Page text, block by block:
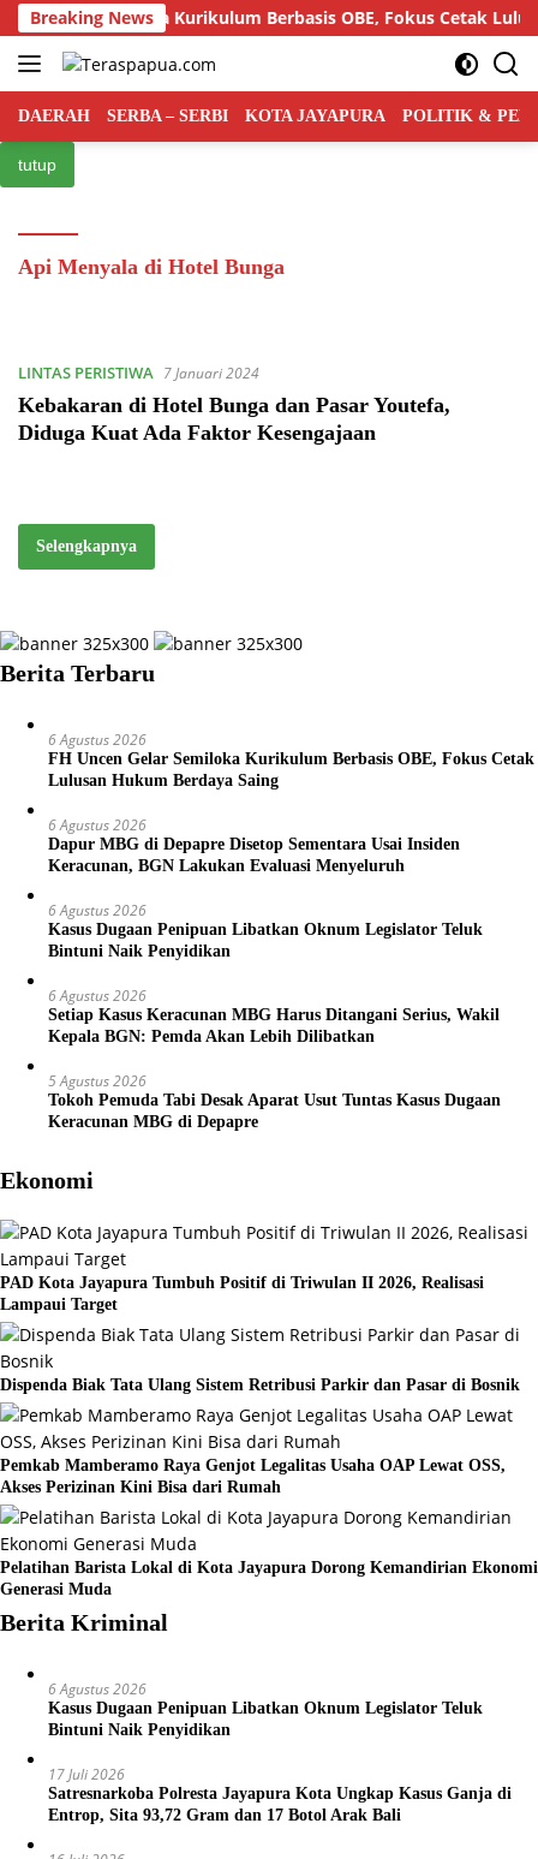
Langsung
ke
konten
Breaking News
Gelar Semiloka Kurikulum Berbasis OBE, Fokus Cetak Lulusan
DAERAH SERBA – SERBI KOTA JAYAPURA POLITIK &
tutup
Api Menyala di Hotel Bunga
LINTAS PERISTIWA 7 Januari 2024
Kebakaran di Hotel Bunga dan Pasar Youtefa,
Diduga Kuat Ada Faktor Kesengajaan
Selengkapnya
Berita Terbaru
6 Agustus 2026
FH Uncen Gelar Semiloka Kurikulum Berbasis OBE, Fokus Cetak
Lulusan Hukum Berdaya Saing
6 Agustus 2026
Dapur MBG di Depapre Disetop Sementara Usai Insiden
Keracunan, BGN Lakukan Evaluasi Menyeluruh
6 Agustus 2026
Kasus Dugaan Penipuan Libatkan Oknum Legislator Teluk
Bintuni Naik Penyidikan
6 Agustus 2026
Setiap Kasus Keracunan MBG Harus Ditangani Serius, Wakil
Kepala BGN: Pemda Akan Lebih Dilibatkan
5 Agustus 2026
Tokoh Pemuda Tabi Desak Aparat Usut Tuntas Kasus Dugaan
Keracunan MBG di Depapre
Ekonomi
PAD Kota Jayapura Tumbuh Positif di Triwulan II 2026, Realisasi
Lampaui Target
Dispenda Biak Tata Ulang Sistem Retribusi Parkir dan Pasar di Bosnik
Pemkab Mamberamo Raya Genjot Legalitas Usaha OAP Lewat OSS,
Akses Perizinan Kini Bisa dari Rumah
Pelatihan Barista Lokal di Kota Jayapura Dorong Kemandirian Ekonomi
Generasi Muda
Berita Kriminal
6 Agustus 2026
Kasus Dugaan Penipuan Libatkan Oknum Legislator Teluk
Bintuni Naik Penyidikan
17 Juli 2026
Satresnarkoba Polresta Jayapura Kota Ungkap Kasus Ganja di
Entrop, Sita 93,72 Gram dan 17 Botol Arak Bali